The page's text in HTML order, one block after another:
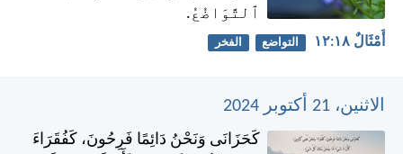
ٱلتَّوَاضُعُ.
أَمْثَالٌ ١٨:‏١٢ التواضع الفخر
الاثنين، 21 أكتوبر 2024
كَحَزَانَى وَنَحْنُ دَائِمًا فَرِحُونَ، كَفُقَرَاءَ